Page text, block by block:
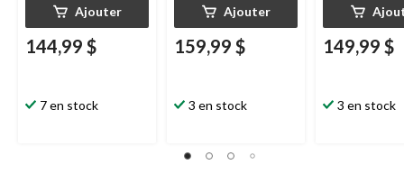
Ajouter
144,99 $
7 en stock
Ajouter
159,99 $
3 en stock
149,99 $
3 en stock